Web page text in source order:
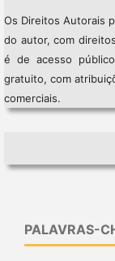
Os Direitos Autorais
do autor, com
é de acesso
gratuito, com
comerciais.
PALAVRAS-